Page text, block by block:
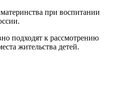
при воспитании
подходят к рассмотрению
жительства детей.